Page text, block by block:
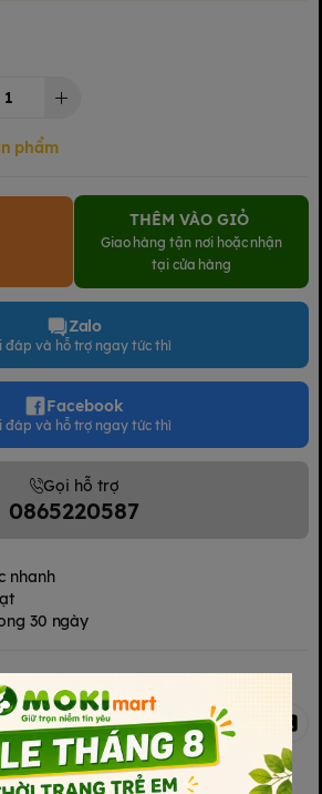
phẩm
THÊM VÀO GIỎ
Giao hàng tận nơi hoặc nhận
tại cửa hàng
Zalo
đáp và hỗ trợ ngay tức thì
Facebook
đáp và hỗ trợ ngay tức thì
Gọi hỗ trợ
0865220587
nhanh
30 ngày
tôi
chúng tôi
Chia sẻ